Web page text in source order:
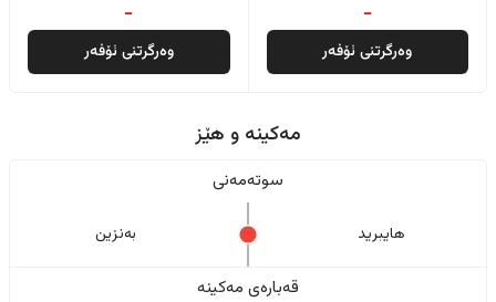
-
وەرگرتنی ئۆفەر
-
وەرگرتنی ئۆفەر
مەکینە و هێز
سوتەمەنی
هایبرید بەنزین
قەبارەی مەکینە